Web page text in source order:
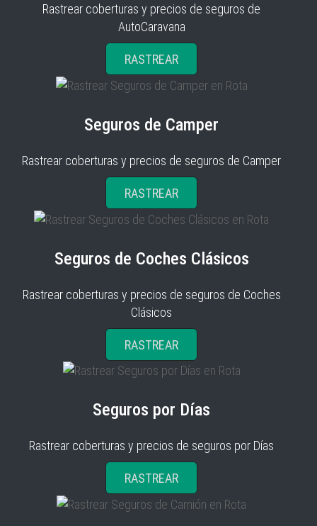
Rastrear coberturas y precios de seguros de
AutoCaravana
RASTREAR
Seguros de Camper
Rastrear coberturas y precios de seguros de Camper
RASTREAR
Seguros de Coches Clásicos
Rastrear coberturas y precios de seguros de Coches
Clásicos
RASTREAR
Seguros por Días
Rastrear coberturas y precios de seguros por Días
RASTREAR